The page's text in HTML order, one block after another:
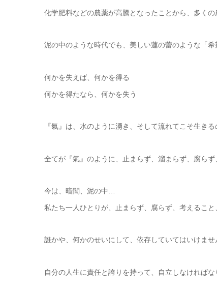
化学肥料などの農薬が高騰となったことから、多く
泥の中のような時代でも、美しい蓮の蕾のような「
何かを失えば、何かを得る
何かを得たなら、何かを失う
『氣』は、水のように湧き、そして流れてこそ生きる
全てが『氣』のように、止まらず、溜まらず、腐ら
今は、暗闇、泥の中…
私たち一人ひとりが、止まらず、腐らず、考えるこ
誰かや、何かのせいにして、依存していてはいけませ
自分の人生に責任と誇りを持って、自立しなければな